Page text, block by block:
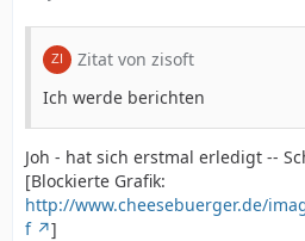
Zitat von zisoft
Ich werde berichten
Joh - hat sich erstmal erledigt --
[Blockierte Grafik:
http://www.cheesebuerger.de/
f
]